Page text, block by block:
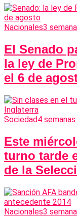
Nacionales3
El Senado
la ley de
el 6 de
Sociedad4
Este
turno tarde
de la
Nacionales3